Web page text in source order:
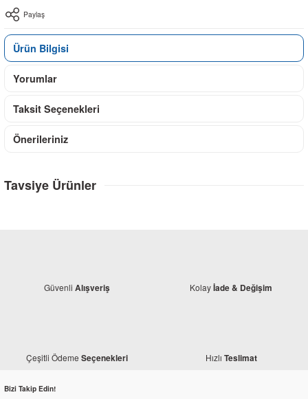
Paylaş
Ürün Bilgisi
Yorumlar
Taksit Seçenekleri
Önerileriniz
Tavsiye Ürünler
Kaly
Güvenli Alışveriş Kolayİade & Değişim
Çeşitli Ödeme Seçenekleri Hızlı Teslimat
Bizi Takip Edin!